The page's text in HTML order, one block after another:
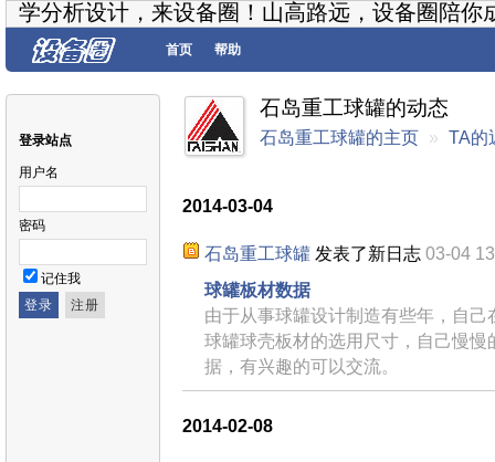
学分析设计，来设备圈！山高路远，设备圈陪你
首页 帮助
登录站点
用户名
密码
记住我
石岛重工球罐的动态
石岛重工球罐的主页 » TA的
2014-03-04
石岛重工球罐 发表了新日志 03-04
球罐板材数据
由于从事球罐设计制造有些年，自
球罐球壳板材的选用尺寸，自己慢慢
据，有兴趣的可以交流。
2014-02-08